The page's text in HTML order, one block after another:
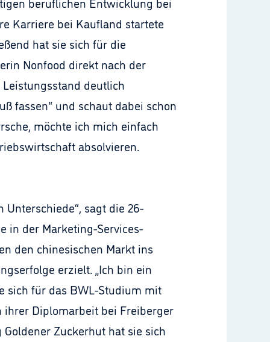
Karriere bei Kaufland startete
hat sie sich für die
Nonfood direkt nach der
deutlich
fassen“ und schaut dabei schon
möchte ich mich einfach
absolvieren.
sagt die 26-
in der Marketing-Services-
den chinesischen Markt ins
erzielt. „Ich bin ein
sich für das BWL-Studium mit
ihrer Diplomarbeit bei Freiberger
Zuckerhut hat sie sich